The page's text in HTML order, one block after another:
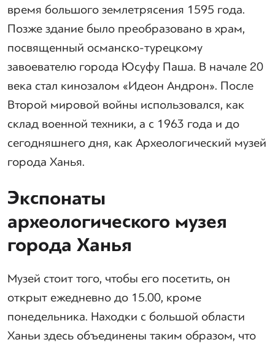
время большого землетрясения 1595 года.
Позже здание было преобразовано в храм,
посвященный османско-турецкому
завоевателю города Юсуфу Паша. В начале 20
века стал кинозалом «Идеон Андрон». После
Второй мировой войны использовался, как
склад военной техники, а с 1963 года и до
сегодняшнего дня, как Археологический музей
города Ханья.
Экспонаты
археологического музея
города Ханья
Музей стоит того, чтобы его посетить, он
открыт ежедневно до 15.00, кроме
понедельника. Находки с большой области
Ханьи здесь объединены таким образом, что